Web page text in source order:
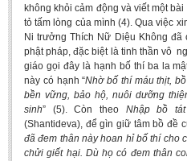
không khỏi cảm động và viết một bài
tỏ tấm lòng của mình (4). Qua việc
Ni trưởng Thích Nữ Diệu Không
phật pháp, đặc biệt là tinh thần vô
giáo gọi đây là hạnh bố thí ba la
này có hạnh “Nhờ bố thí máu thịt,
bền vững, bảo hộ, nuôi dưỡng
sinh” (5). Còn theo Nhập bồ
(Shantideva), để gìn giữ tâm bồ đề
đã đem thân này hoan hỉ bố thí cho
chửi giết hại. Dù họ có đem thân